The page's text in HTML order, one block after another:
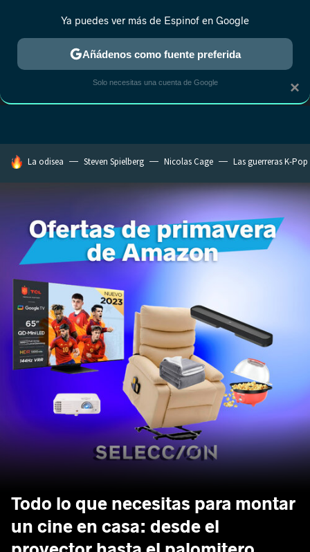
LEGO DE PELÍCULA OFERTAS EN IMAGEN Y
HOY SE HABLA DE
La odisea Steven Spielberg Nicolas Cage Las guerreras K-Pop
Todo lo que necesitas para montar
un cine en casa: desde el
×
Ya puedes ver más de Espinof en Google
Añádenos como fuente preferida
Solo necesitas una cuenta de Google